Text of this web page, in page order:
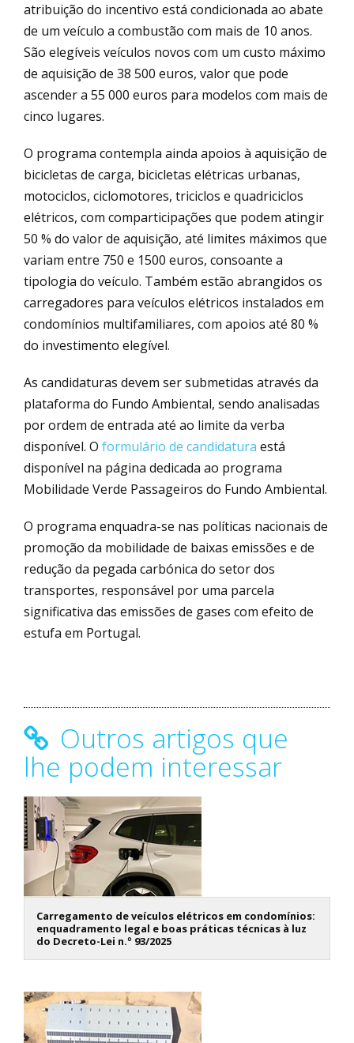
atribuição do incentivo está condicionada ao abate
de um veículo a combustão com mais de 10 anos.
São elegíveis veículos novos com um custo máximo
de aquisição de 38 500 euros, valor que pode
ascender a 55 000 euros para modelos com mais de
cinco lugares.
O programa contempla ainda apoios à aquisição de
bicicletas de carga, bicicletas elétricas urbanas,
motociclos, ciclomotores, triciclos e quadriciclos
elétricos, com comparticipações que podem atingir
50 % do valor de aquisição, até limites máximos que
variam entre 750 e 1500 euros, consoante a
tipologia do veículo. Também estão abrangidos os
carregadores para veículos elétricos instalados em
condomínios multifamiliares, com apoios até 80 %
do investimento elegível.
As candidaturas devem ser submetidas através da
plataforma do Fundo Ambiental, sendo analisadas
por ordem de entrada até ao limite da verba
disponível. O formulário de candidatura está
disponível na página dedicada ao programa
Mobilidade Verde Passageiros do Fundo Ambiental.
O programa enquadra-se nas políticas nacionais de
promoção da mobilidade de baixas emissões e de
redução da pegada carbónica do setor dos
transportes, responsável por uma parcela
significativa das emissões de gases com efeito de
estufa em Portugal.
Outros artigos que
lhe podem interessar
Carregamento de veículos elétricos em condomínios:
enquadramento legal e boas práticas técnicas à luz
do Decreto-Lei n.º 93/2025